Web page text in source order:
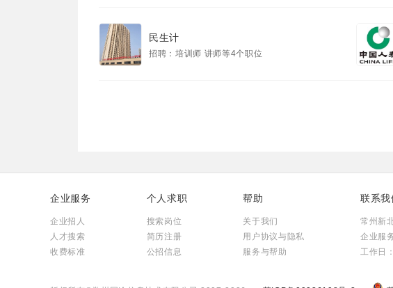
民生计
招聘：培训师 讲师等4个职位
企业服务
企业招人
人才搜索
收费标准
个人求职
搜索岗位
简历注册
公招信息
帮助
关于我们
用户协议与隐私
服务与帮助
联系我
常州新
企业服
工作日